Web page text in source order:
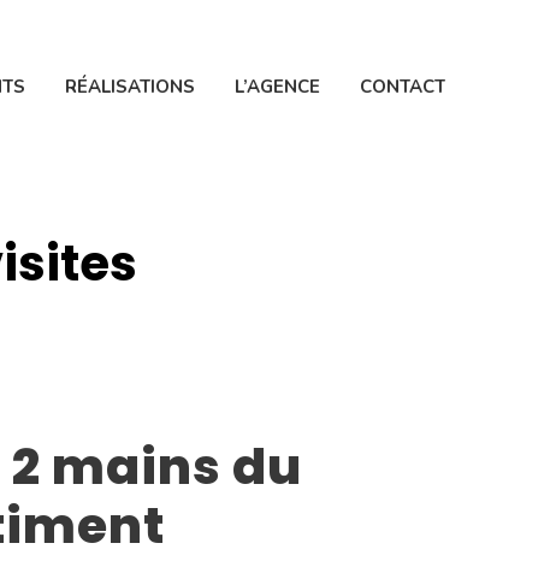
RÉALISATIONS L’AGENCE CONTACT
2 mains du